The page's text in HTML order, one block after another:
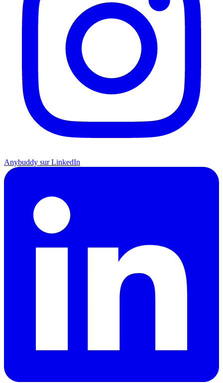
Anybuddy sur LinkedIn